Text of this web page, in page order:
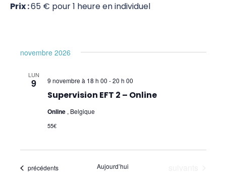
Picture Tapping Technique (PTT)
Identity Healing (IH)
Analyse Transactionnelle (AT)
Autres Formations
Prix :65 € pour 1 heure en individuel
novembre 2026
LUN
9
Supervision EFT 2 – Online
9 novembre à 18 h 00 -20 h 00
Online , Belgique
55€
Évènements
précédents Aujourd’hui